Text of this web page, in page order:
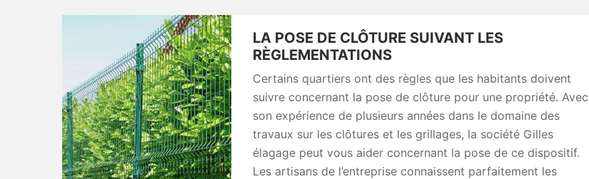
LA POSE DE CLÔTURE SUIVANT LES
RÈGLEMENTATIONS
Certains quartiers ont des règles que les habitants doivent
suivre concernant la pose de clôture pour une propriété. Avec
son expérience de plusieurs années dans le domaine des
travaux sur les clôtures et les grillages, la société Gilles
élagage peut vous aider concernant la pose de ce dispositif.
Les artisans de l’entreprise connaissent parfaitement les